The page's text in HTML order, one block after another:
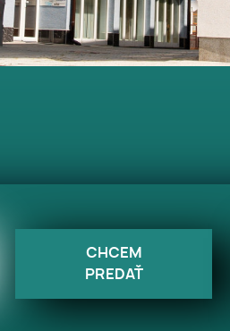
CHCEM
PREDAŤ